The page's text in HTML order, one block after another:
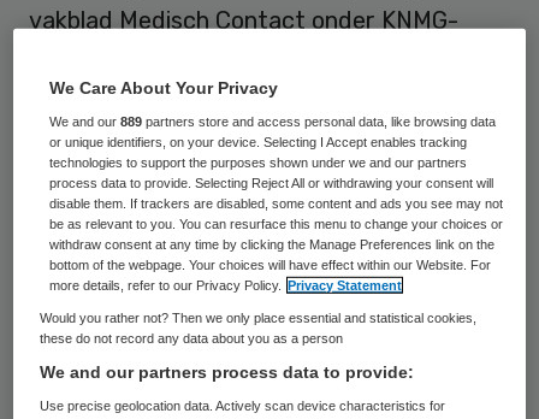
vakblad Medisch Contact onder KNMG-
met 25 procent van de stemmen.
Bij de vorige verkiezingen in 2010 waren de
liberalen nog veruit het populairst onder de
artsen, zo blijkt uit de enquête die door
1249 artsen is ingevuld. Toen kreeg de VVD
nog 24 procent van hun stemmen. Nu zegt
16 procent van de ondervraagden op de
VVD te zullen stemmen. Specialisten
stemmen vaker op de partij van Mark Rutte
We Care About Your Privacy
We and our889 partners store and access personal data, like browsing data
or unique identifiers, on your device. Selecting I Accept enables tracking
technologies to support the purposes shown under we and our partners
process data to provide. Selecting Reject All or withdrawing your consent will
disable them. If trackers are disabled, some content and ads you see may not
be as relevant to you. You can resurface this menu to change your choices or
withdraw consent at any time by clicking the Manage Preferences link on the
bottom of the webpage. Your choices will have effect within our Website. For
more details, refer to our Privacy Policy.
Privacy Statement
Would you rather not? Then we only place essential and statistical cookies,
these do not record any data about you as a person
We and our partners process data to provide:
Use precise geolocation data. Actively scan device characteristics for